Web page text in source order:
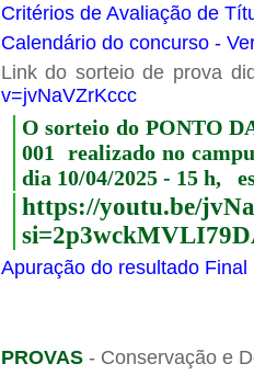
Critérios de Avaliação de
Calendário do concurso -
Link do sorteio de prova
v=jvNaVZrKccc
O sorteio do PONTO
001 realizado no
dia 10/04/2025 - 15 h,
https://youtu.be/
Apuração do resultado Final
PROVAS- Conservação e